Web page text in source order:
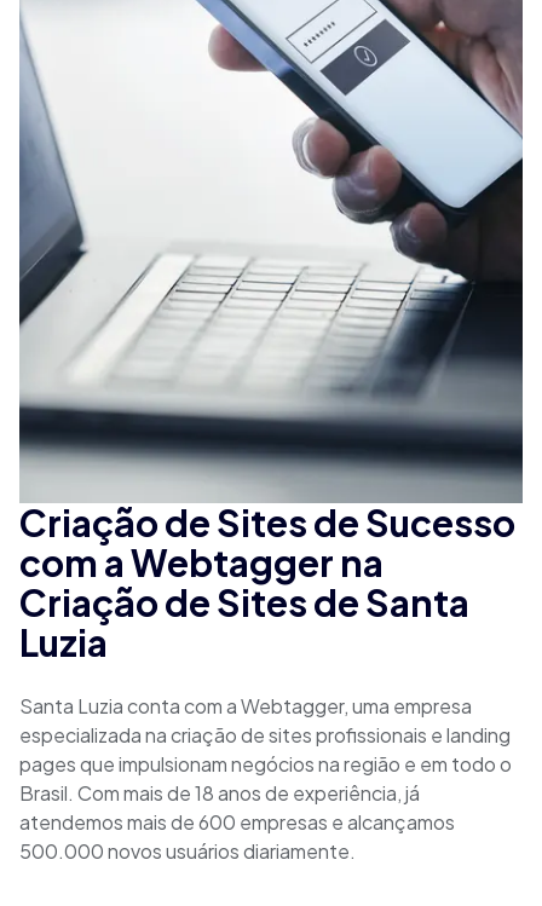
Criação de Sites de Sucesso
com a Webtagger na
Criação de Sites de Santa
Luzia
Santa Luzia conta com a Webtagger, uma empresa
especializada na criação de sites profissionais e landing
pages que impulsionam negócios na região e em todo o
Brasil. Com mais de 18 anos de experiência, já
atendemos mais de 600 empresas e alcançamos
500.000 novos usuários diariamente.